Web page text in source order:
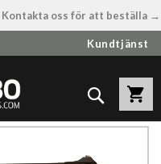
Kontakta oss för att beställa →
Kundtjänst
Sök